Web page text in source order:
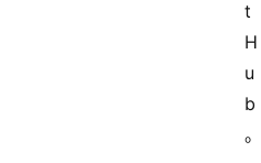
t
H
u
b
。